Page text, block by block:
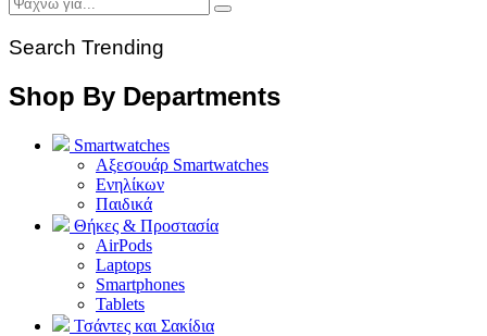
Search Trending
Shop By Departments
Smartwatches
Αξεσουάρ Smartwatches
Ενηλίκων
Παιδικά
Θήκες & Προστασία
AirPods
Laptops
Smartphones
Tablets
Τσάντες και Σακίδια